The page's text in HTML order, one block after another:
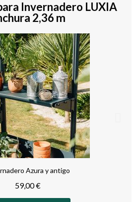
Invernadero LUXIA
2,36 m
Azura y antigo
59,00 €